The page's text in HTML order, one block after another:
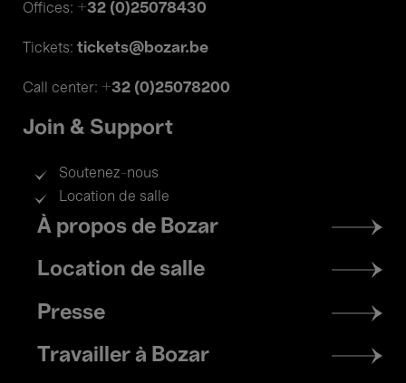
Offices: +32 (0)25078430
Tickets: tickets@bozar.be
Call center: +32 (0)25078200
Join & Support
Soutenez-nous
Location de salle
Footer
menu
À propos de Bozar
Location de salle
Presse
Travailler à Bozar